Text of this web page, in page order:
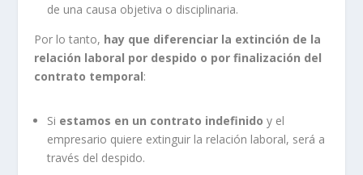
de una causa objetiva o disciplinaria.
Por lo tanto, hay que diferenciar la extinción de la
relación laboral por despido o por finalización del
contrato temporal:
Si estamos en un contrato indefinido y el
empresario quiere extinguir la relación laboral, será a
través del despido.